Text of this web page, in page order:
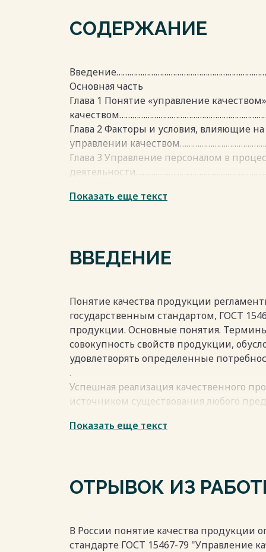
СОДЕРЖАНИЕ
Основная часть
Глава 1 Понятие «управление
Глава 2 Факторы и условия, влияющие
управлении
Глава 3 Управление персоналом в
МЦБС»
Список
Показать еще текст
ВВЕДЕНИЕ
Понятие качества продукции
государственным стандартом, ГОСТ
продукции. Основные понятия.
совокупность свойств продукции,
удовлетворять определенные
.
Успешная реализация качественного
источником существования любого
конкурентоспособности продукции и
становилось национальной идеей,
профессиональной подготовки и
рядового работника до руководителя
Показать еще текст
ОТРЫВОК ИЗ
В России понятие качества продукции
стандарте ГОСТ 15467-79 "Управление